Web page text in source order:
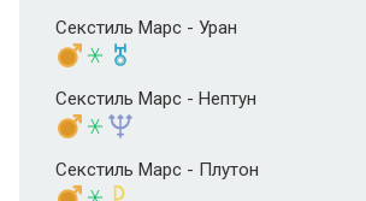
Секстиль Марс - Уран
Секстиль Марс - Нептун
Секстиль Марс - Плутон